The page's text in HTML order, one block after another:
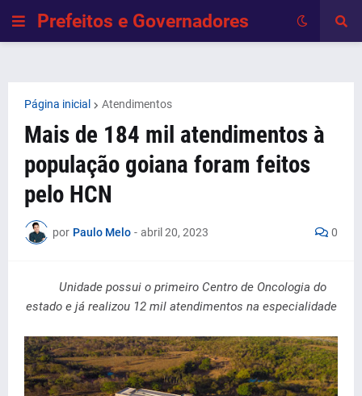
Prefeitos e Governadores
Página inicial Atendimentos
Mais de 184 mil atendimentos à
população goiana foram feitos
pelo HCN
por Paulo Melo - abril 20, 2023 0
Unidade possui o primeiro Centro de Oncologia do
estado e já realizou 12 mil atendimentos na especialidade